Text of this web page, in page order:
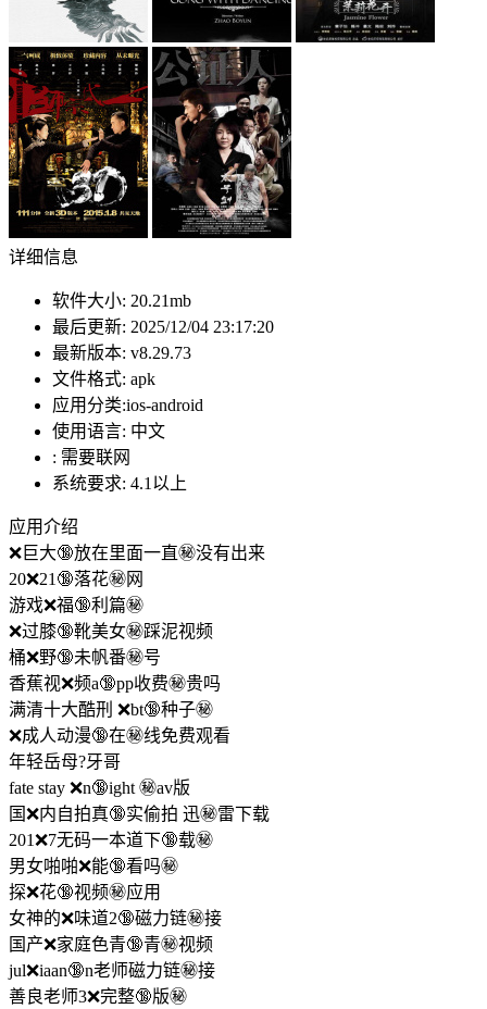
详细信息
软件大小: 20.21mb
最后更新: 2025/12/04 23:17:20
最新版本: v8.29.73
文件格式: apk
应用分类:ios-android
使用语言: 中文
: 需要联网
系统要求: 4.1以上
应用介绍
❌巨大🔞放在里面一直㊙️没有出来
20❌21🔞落花㊙️网
游戏❌福🔞利篇㊙️
❌过膝🔞靴美女㊙️踩泥视频
桶❌野🔞未帆番㊙️号
香蕉视❌频a🔞pp收费㊙️贵吗
满清十大酷刑 ❌bt🔞种子㊙️
❌成人动漫🔞在㊙️线免费观看
年轻岳母?牙哥
fate stay ❌n🔞ight ㊙️av版
国❌内自拍真🔞实偷拍 迅㊙️雷下载
201❌7无码一本道下🔞载㊙️
男女啪啪❌能🔞看吗㊙️
探❌花🔞视频㊙️应用
女神的❌味道2🔞磁力链㊙️接
国产❌家庭色青🔞青㊙️视频
jul❌iaan🔞n老师磁力链㊙️接
善良老师3❌完整🔞版㊙️